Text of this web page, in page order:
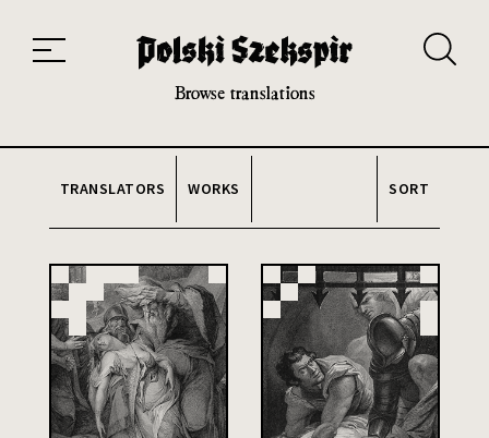
20th and 21st century module
Browse translations
TRANSLATORS WORKS SORT